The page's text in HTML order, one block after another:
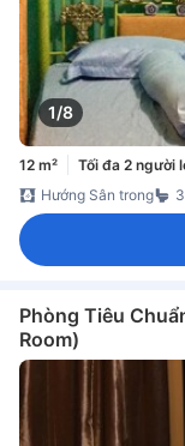
1/8
12 m² Tối đa 2 người
Hướng Sân trong
Phòng Tiêu
Room)